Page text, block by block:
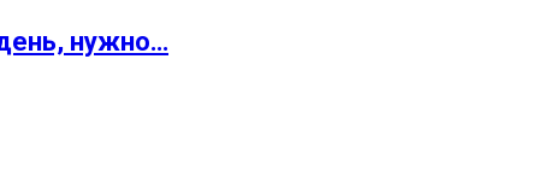
нужно…